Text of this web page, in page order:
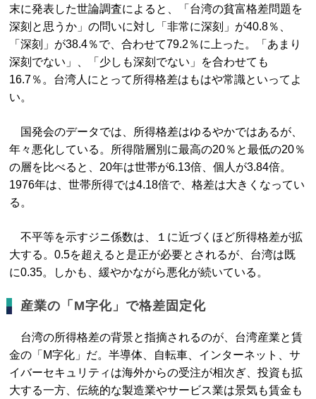
末に発表した世論調査によると、「台湾の貧富格差問題を
深刻と思うか」の問いに対し「非常に深刻」が40.8％、
「深刻」が38.4％で、合わせて79.2％に上った。「あまり
深刻でない」、「少しも深刻でない」を合わせても
16.7％。台湾人にとって所得格差はもはや常識といってよ
い。
国発会のデータでは、所得格差はゆるやかではあるが、
年々悪化している。所得階層別に最高の20％と最低の20％
の層を比べると、20年は世帯が6.13倍、個人が3.84倍。
1976年は、世帯所得では4.18倍で、格差は大きくなってい
る。
不平等を示すジニ係数は、１に近づくほど所得格差が拡
大する。0.5を超えると是正が必要とされるが、台湾は既
に0.35。しかも、緩やかながら悪化が続いている。
産業の「M字化」で格差固定化
台湾の所得格差の背景と指摘されるのが、台湾産業と賃
金の「M字化」だ。半導体、自転車、インターネット、サ
イバーセキュリティは海外からの受注が相次ぎ、投資も拡
大する一方、伝統的な製造業やサービス業は景気も賃金も